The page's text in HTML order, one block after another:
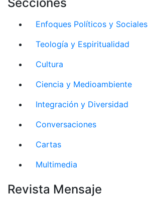
Enfoques Políticos y Sociales
Teología y Espiritualidad
Cultura
Ciencia y Medioambiente
Integración y Diversidad
Conversaciones
Cartas
Multimedia
Revista Mensaje